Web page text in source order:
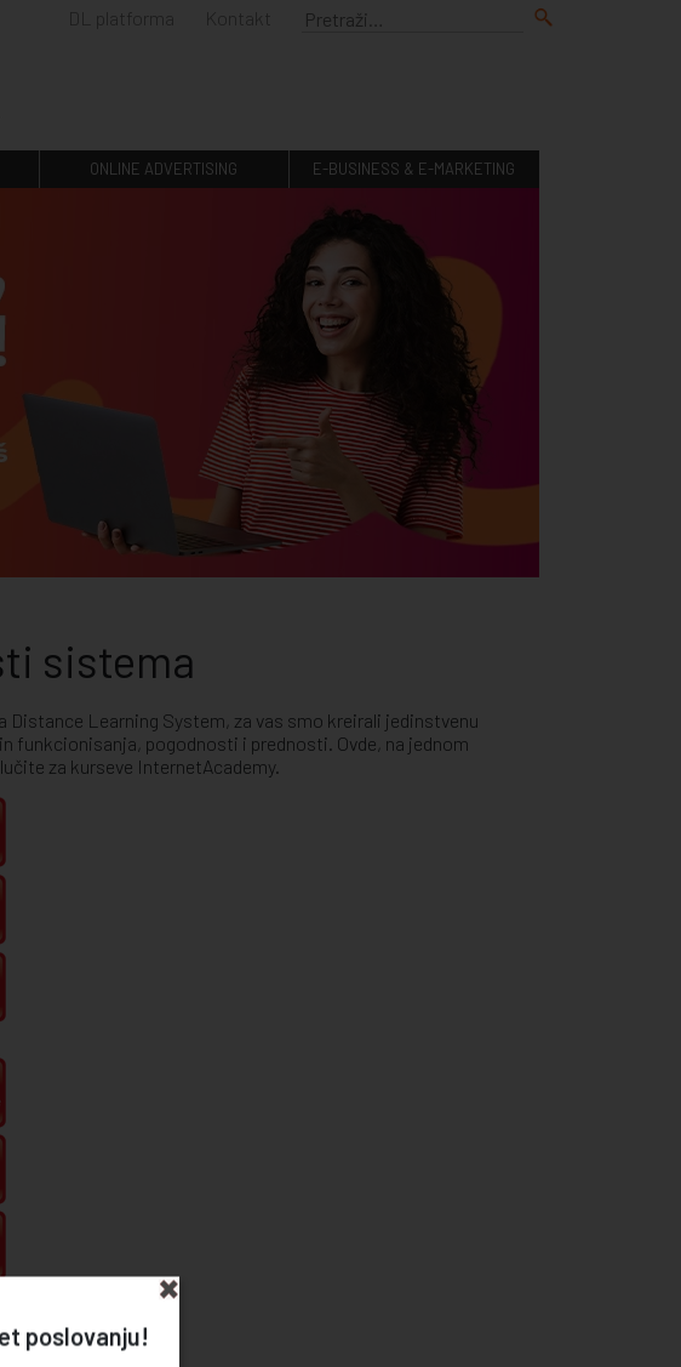
poslovanju!
DL platforma Kontakt
ONLINE ADVERTISING E-BUSINESS & E-MARKETING
sistema
Learning System, za vas smo kreirali jedinstvenu
funkcionisanja, pogodnosti i prednosti. Ovde, na jednom
za kurseve InternetAcademy.